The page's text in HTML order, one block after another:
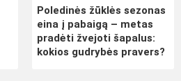
Poledinės žūklės sezonas
eina į pabaigą – metas
pradėti žvejoti šapalus:
kokios gudrybės pravers?